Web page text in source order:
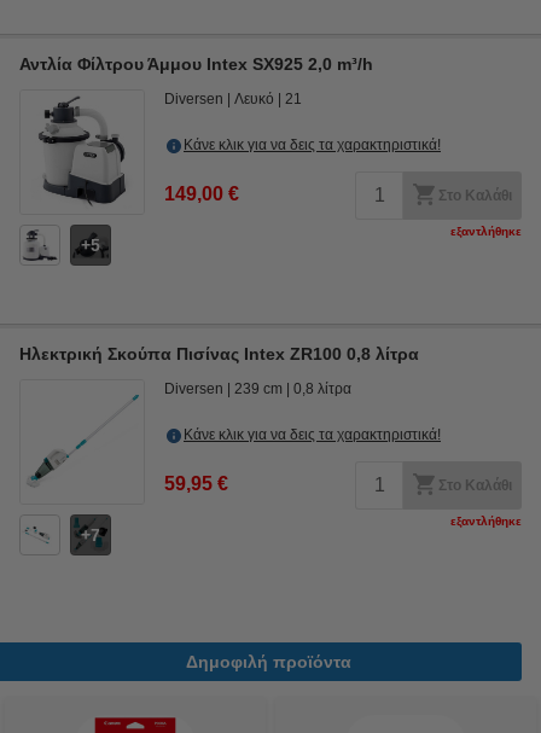
Αντλία Φίλτρου Άμμου Intex SX925 2,0 m³/h
5
Diversen Λευκό 21
Κάνε κλικ για να δεις τα χαρακτηριστικά!
149,00 € Στο Καλάθι
εξαντλήθηκε
Ηλεκτρική Σκούπα Πισίνας Intex ZR100 0,8 λίτρα
7
Diversen 239 cm 0,8 λίτρα
Κάνε κλικ για να δεις τα χαρακτηριστικά!
59,95 € Στο Καλάθι
εξαντλήθηκε
Δημοφιλή προϊόντα